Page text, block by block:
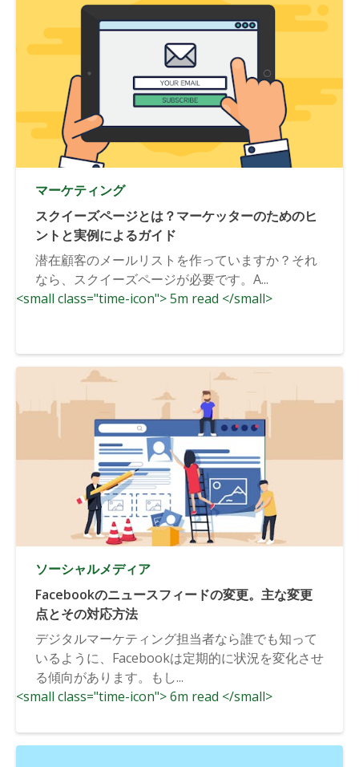
マーケティング
スクイーズページとは？マーケッターのためのヒ
ントと実例によるガイド
潜在顧客のメールリストを作っていますか？それ
なら、スクイーズページが必要です。A...
<small class="time-icon"> 5m read </small>
ソーシャルメディア
Facebookのニュースフィードの変更。主な変更
点とその対応方法
デジタルマーケティング担当者なら誰でも知って
いるように、Facebookは定期的に状況を変化させ
る傾向があります。もし...
<small class="time-icon"> 6m read </small>